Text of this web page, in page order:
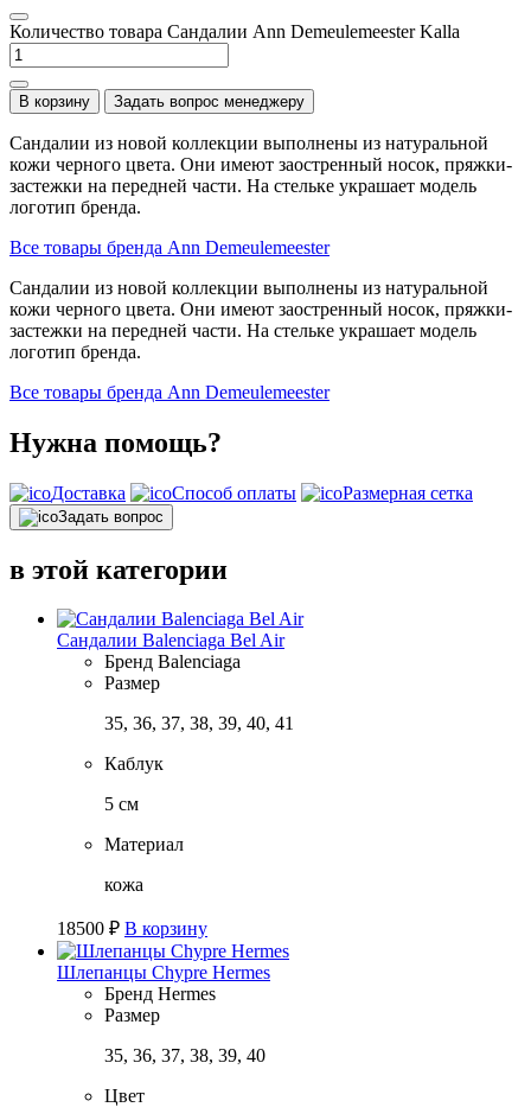
Количество товара Сандалии Ann Demeulemeester Kalla
В корзину Задать вопрос менеджеру
Сандалии из новой коллекции выполнены из натуральной
кожи черного цвета. Они имеют заостренный носок, пряжки-
застежки на передней части. На стельке украшает модель
логотип бренда.
Все товары бренда Ann Demeulemeester
Сандалии из новой коллекции выполнены из натуральной
кожи черного цвета. Они имеют заостренный носок, пряжки-
застежки на передней части. На стельке украшает модель
логотип бренда.
Все товары бренда Ann Demeulemeester
Нужна помощь?
Доставка Способ оплаты Размерная сетка
Задать вопрос
в этой категории
Сандалии Balenciaga Bel Air
Бренд Balenciaga
Размер
35, 36, 37, 38, 39, 40, 41
Каблук
5 см
Материал
кожа
18500 ₽ В корзину
Шлепанцы Chypre Hermes
Бренд Hermes
Размер
35, 36, 37, 38, 39, 40
Цвет